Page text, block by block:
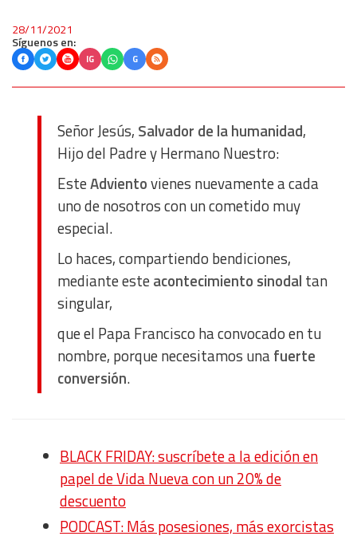
28/11/2021
Síguenos en:
IG G
Señor Jesús, Salvador de la humanidad,
Hijo del Padre y Hermano Nuestro:
EsteAdvientovienes nuevamente a cada
uno de nosotros con un cometido muy
especial.
Lo haces, compartiendo bendiciones,
mediante esteacontecimiento sinodal tan
singular,
que el Papa Francisco ha convocado en tu
nombre, porque necesitamos unafuerte
conversión.
BLACK FRIDAY: suscríbete a la edición en
papel de Vida Nueva con un 20% de
descuento
PODCAST: Más posesiones, más exorcistas